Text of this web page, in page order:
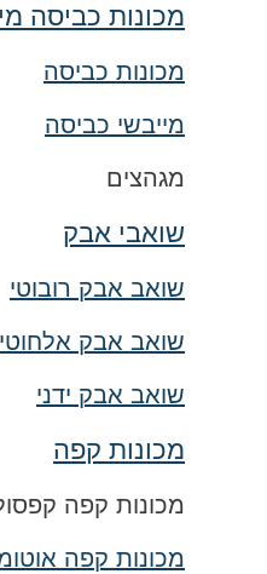
מכונות כביסה
מכונות כביסה
מייבשי כביסה
מגהצים
שואבי אבק
שואב אבק רובוטי
שואב אבק אלחוטי
שואב אבק ידני
מכונות קפה
מכונות קפה
מכונות קפה